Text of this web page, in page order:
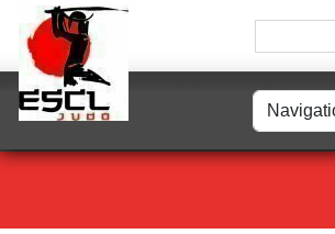
Panneau de gestion des cookies